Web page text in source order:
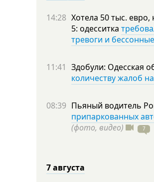
14:28 Хотела 50 тыс.
5: одесситка
тревоги и
11:41 Здобули: Одесская
количеству жалоб
08:39 Пьяный водитель
припаркованных
(фото, видео)
7
7 августа